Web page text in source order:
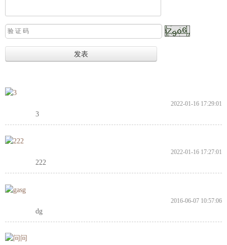
2022-01-16 17:29:01
3
2022-01-16 17:27:01
222
2016-06-07 10:57:06
dg